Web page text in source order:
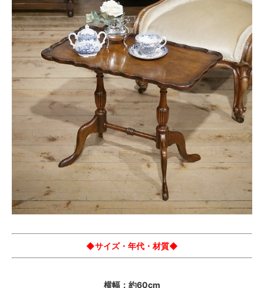
◆サイズ・年代・材質◆
横幅：約60cm